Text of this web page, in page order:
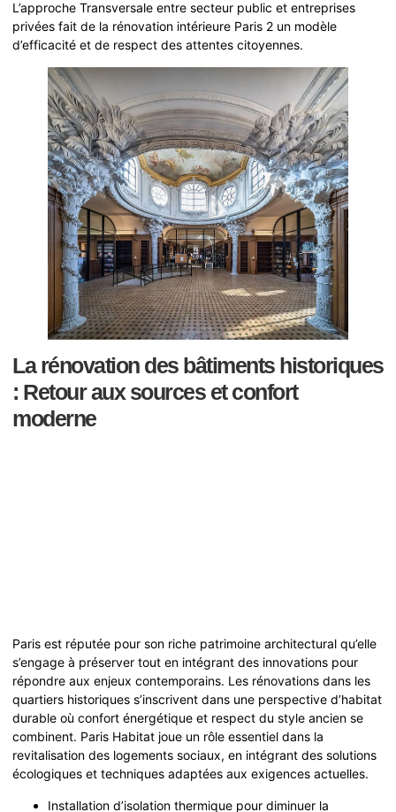
L’approche Transversale entre secteur public et entreprises
privées fait de la rénovation intérieure Paris 2 un modèle
d’efficacité et de respect des attentes citoyennes.
La rénovation des bâtiments historiques
: Retour aux sources et confort
moderne
Paris est réputée pour son riche patrimoine architectural qu’elle
s’engage à préserver tout en intégrant des innovations pour
répondre aux enjeux contemporains. Les rénovations dans les
quartiers historiques s’inscrivent dans une perspective d’habitat
durable où confort énergétique et respect du style ancien se
combinent. Paris Habitat joue un rôle essentiel dans la
revitalisation des logements sociaux, en intégrant des solutions
écologiques et techniques adaptées aux exigences actuelles.
Installation d’isolation thermique pour diminuer la